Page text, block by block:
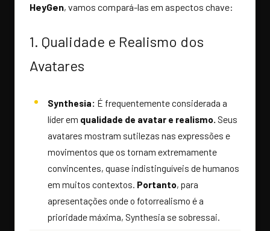
HeyGen, vamos compará-las em aspectos chave:
1. Qualidade e Realismo dos
Avatares
Synthesia: É frequentemente considerada a
líder em qualidade de avatar e realismo. Seus
avatares mostram sutilezas nas expressões e
movimentos que os tornam extremamente
convincentes, quase indistinguíveis de humanos
em muitos contextos. Portanto, para
apresentações onde o fotorrealismo é a
prioridade máxima, Synthesia se sobressai.